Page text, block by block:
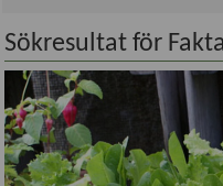
Sökresultat för